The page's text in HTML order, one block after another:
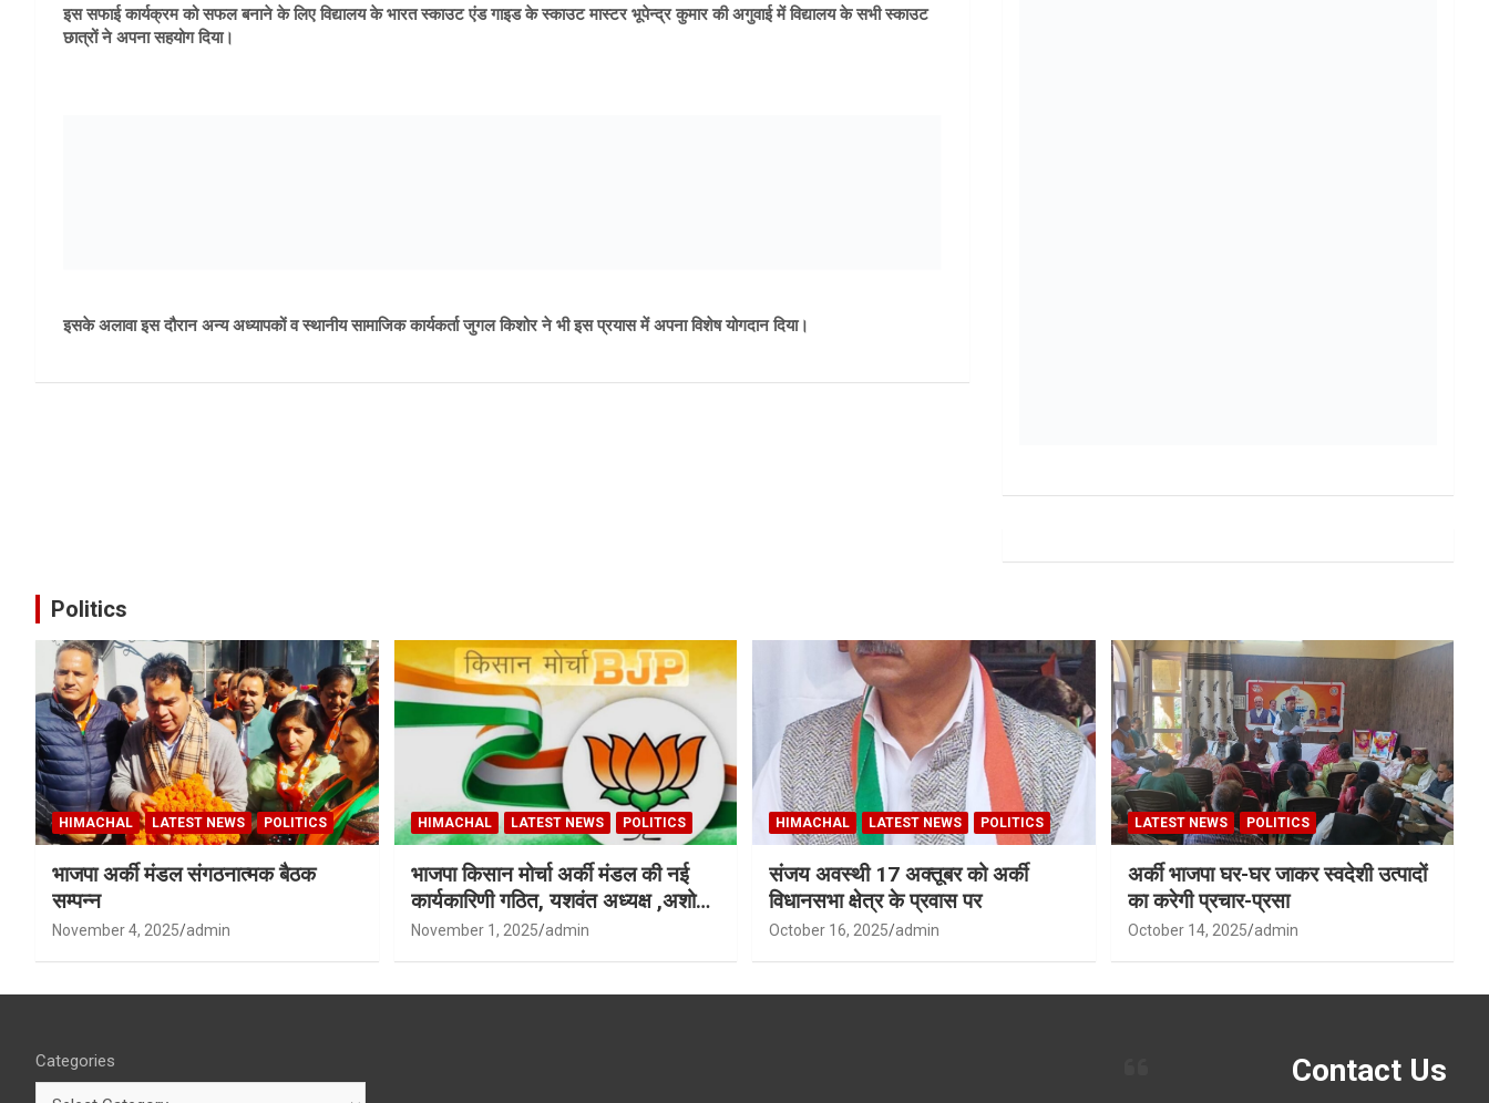
इस सफाई कार्यक्रम को सफल बनाने के लिए विद्यालय के भारत स्काउट एंड गाइड के स्काउट मास्टर भूपेन्द्र कुमार की अगुवाई में विद्यालय के सभी स्काउट
छात्रों ने अपना सहयोग दिया।
इसके अलावा इस दौरान अन्य अध्यापकों व स्थानीय सामाजिक कार्यकर्ता जुगल किशोर ने भी इस प्रयास में अपना विशेष योगदान दिया।
Politics
HIMACHAL LATEST NEWS POLITICS
भाजपा अर्की मंडल संगठनात्मक बैठक
सम्पन्न
November 4, 2025 admin
HIMACHAL LATEST NEWS POLITICS
भाजपा किसान मोर्चा अर्की मंडल की नई
कार्यकारिणी गठित, यशवंत अध्यक्ष ,अशोक
शर्मा बने उपाध्यक्ष
November 1, 2025 admin
HIMACHAL LATEST NEWS POLITICS
संजय अवस्थी 17 अक्तूबर को अर्की
विधानसभा क्षेत्र के प्रवास पर
October 16, 2025 admin
LATEST NEWS POLITICS
अर्की भाजपा घर-घर जाकर स्वदेशी उत्पादों
का करेगी प्रचार-प्रसा
October 14, 2025 admin
Categories Contact Us